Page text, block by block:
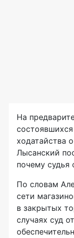
На
ходатайства
Лысанский
почему судья
По словам
сети
в закрытых
случаях суд